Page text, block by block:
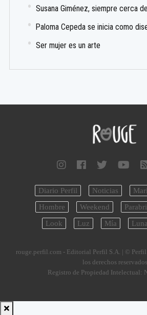
Susana Giménez, siempre cerca
Paloma Cepeda se inicia como
Ser mujer es un arte
Diario Perfil Noticias
Hombre
Weekend
Look
Luz Mía
rouge.perfil.com - Editorial Perfil S.A. | ©
los derechos reservados
Registro de Propiedad Intelectual: